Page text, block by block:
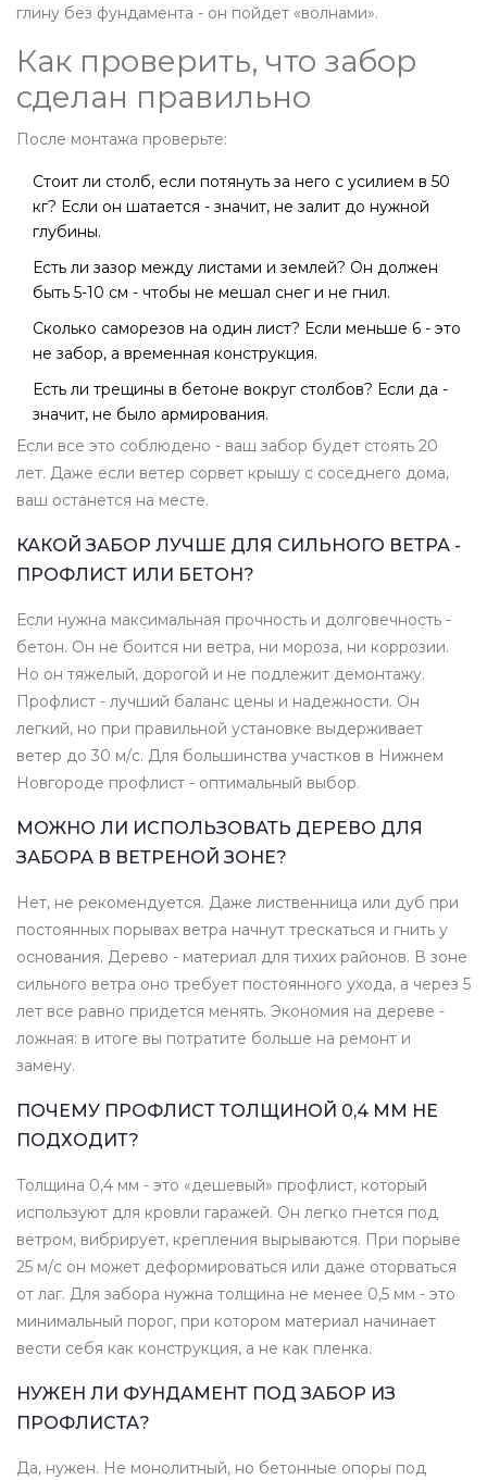
глину без фундамента - он пойдет «волнами».
Как проверить, что забор
сделан правильно
После монтажа проверьте:
Стоит ли столб, если потянуть за него с усилием в 50
кг? Если он шатается - значит, не залит до нужной
глубины.
Есть ли зазор между листами и землей? Он должен
быть 5-10 см - чтобы не мешал снег и не гнил.
Сколько саморезов на один лист? Если меньше 6 - это
не забор, а временная конструкция.
Есть ли трещины в бетоне вокруг столбов? Если да -
значит, не было армирования.
Если все это соблюдено - ваш забор будет стоять 20
лет. Даже если ветер сорвет крышу с соседнего дома,
ваш останется на месте.
КАКОЙ ЗАБОР ЛУЧШЕ ДЛЯ СИЛЬНОГО ВЕТРА -
ПРОФЛИСТ ИЛИ БЕТОН?
Если нужна максимальная прочность и долговечность -
бетон. Он не боится ни ветра, ни мороза, ни коррозии.
Но он тяжелый, дорогой и не подлежит демонтажу.
Профлист - лучший баланс цены и надежности. Он
легкий, но при правильной установке выдерживает
ветер до 30 м/с. Для большинства участков в Нижнем
Новгороде профлист - оптимальный выбор.
МОЖНО ЛИ ИСПОЛЬЗОВАТЬ ДЕРЕВО ДЛЯ
ЗАБОРА В ВЕТРЕНОЙ ЗОНЕ?
Нет, не рекомендуется. Даже лиственница или дуб при
постоянных порывах ветра начнут трескаться и гнить у
основания. Дерево - материал для тихих районов. В зоне
сильного ветра оно требует постоянного ухода, а через 5
лет все равно придется менять. Экономия на дереве -
ложная: в итоге вы потратите больше на ремонт и
замену.
ПОЧЕМУ ПРОФЛИСТ ТОЛЩИНОЙ 0,4 ММ НЕ
ПОДХОДИТ?
Толщина 0,4 мм - это «дешевый» профлист, который
используют для кровли гаражей. Он легко гнется под
ветром, вибрирует, крепления вырываются. При порыве
25 м/с он может деформироваться или даже оторваться
от лаг. Для забора нужна толщина не менее 0,5 мм - это
минимальный порог, при котором материал начинает
вести себя как конструкция, а не как пленка.
НУЖЕН ЛИ ФУНДАМЕНТ ПОД ЗАБОР ИЗ
ПРОФЛИСТА?
Да, нужен. Не монолитный, но бетонные опоры под